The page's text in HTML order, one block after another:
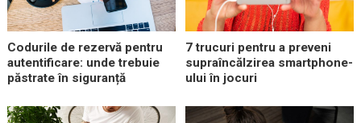
Codurile de rezervă pentru
autentificare: unde trebuie
păstrate în siguranță
7 trucuri pentru a preveni
supraîncălzirea smartphone-
ului în jocuri